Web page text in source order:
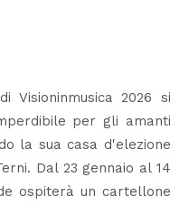
Visioninmusica 2026 si
per gli amanti
la sua casa d'elezione
Dal 23 gennaio al 14
ospiterà un cartellone